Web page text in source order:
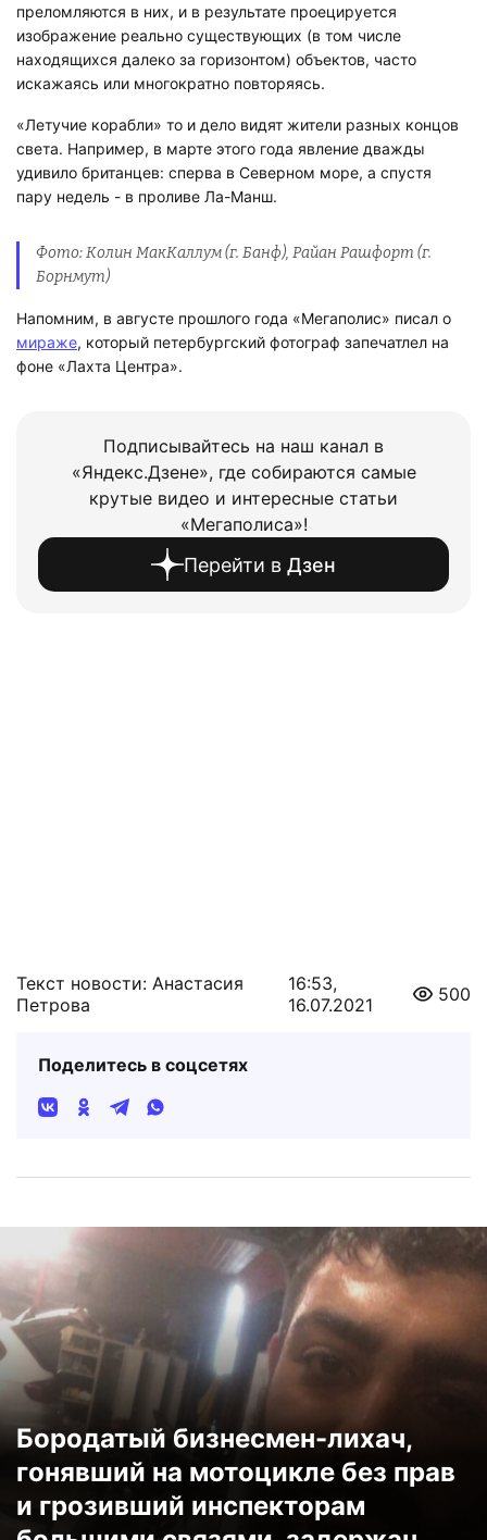
преломляются в них, и в результате проецируется
изображение реально существующих (в том числе
находящихся далеко за горизонтом) объектов, часто
искажаясь или многократно повторяясь.
«Летучие корабли» то и дело видят жители разных концов
света. Например, в марте этого года явление дважды
удивило британцев: сперва в Северном море, а спустя
пару недель - в проливе Ла-Манш.
Фото: Колин МакКаллум (г. Банф), Райан Рашфорт (г.
Борнмут)
Напомним, в августе прошлого года «Мегаполис» писал о
мираже, который петербургский фотограф запечатлел на
фоне «Лахта Центра».
Подписывайтесь на наш канал в
«Яндекс.Дзене», где собираются самые
крутые видео и интересные статьи
«Мегаполиса»!
Перейти в Дзен
Текст новости: Анастасия
Петрова
16:53,
16.07.2021
500
Поделитесь в соцсетях
Бородатый бизнесмен-лихач,
гонявший на мотоцикле без прав
и грозивший инспекторам